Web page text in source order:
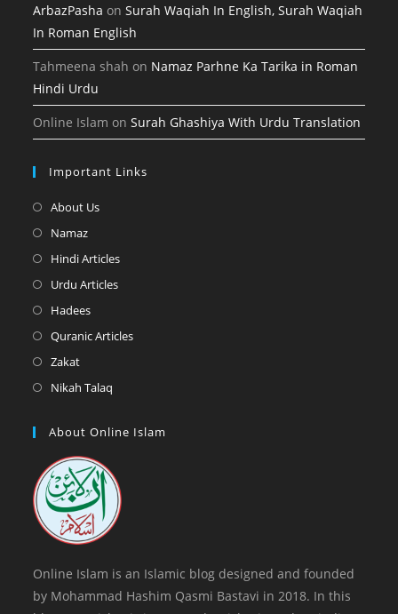
ArbazPasha onSurah Waqiah In English, Surah Waqiah
In Roman English
Tahmeena shah on Namaz Parhne Ka Tarika in Roman
Hindi Urdu
Online Islam onSurah Ghashiya With Urdu Translation
Important Links
About UsOpens
tab
NamazOpens
in
tab
Hindi ArticlesOpens
tab
Urdu ArticlesOpens
HadeesOpens
in
tab
Quranic ArticlesOpens
ZakatOpens
in
new
Nikah Talaq
a
tab
About Online Islam
Online Islam is an Islamic blog designed and founded
by Mohammad Hashim Qasmi Bastavi in 2018. In this